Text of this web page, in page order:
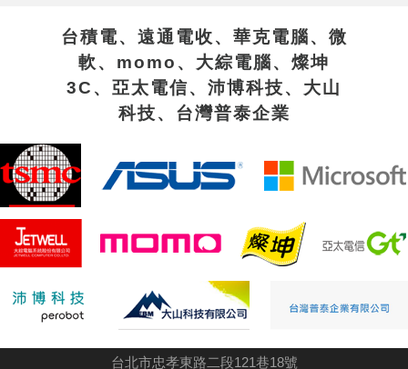
台積電、遠通電收、華克電腦、微
軟、momo、大綜電腦、燦坤
3C、亞太電信、沛博科技、大山
科技、台灣普泰企業
台北市忠孝東路二段121巷18號